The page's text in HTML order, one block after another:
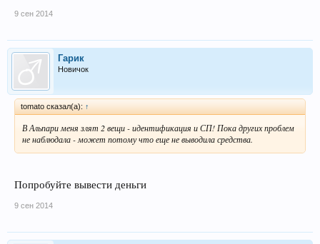
9 сен 2014
Гарик
Новичок
tomato сказал(а): ↑
В Альпари меня злят 2 вещи - идентификация и СП! Пока других проблем
не наблюдала - может потому что еще не выводила средства.
Попробуйте вывести деньги
9 сен 2014